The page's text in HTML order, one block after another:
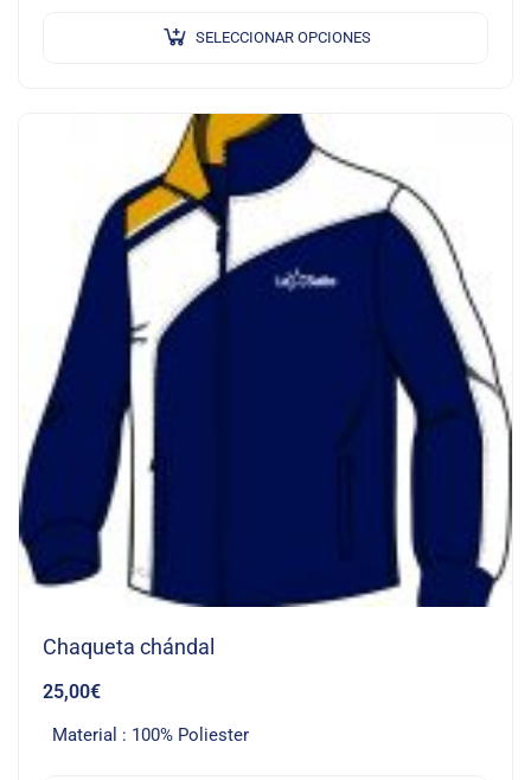
SELECCIONAR OPCIONES
Chaqueta chándal
25,00€
Material : 100% Poliester